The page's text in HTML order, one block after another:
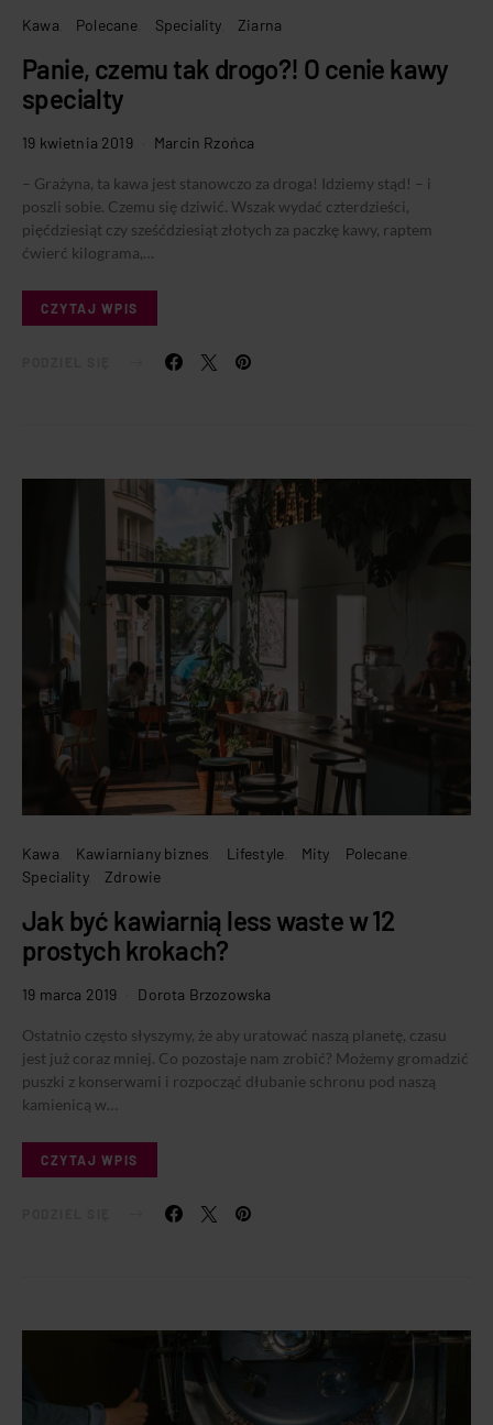
Kawa Polecane Speciality Ziarna
Panie, czemu tak drogo?! O cenie kawy
specialty
19 kwietnia 2019 Marcin Rzońca
– Grażyna, ta kawa jest stanowczo za droga! Idziemy stąd! – i
poszli sobie. Czemu się dziwić. Wszak wydać czterdzieści,
pięćdziesiąt czy sześćdziesiąt złotych za paczkę kawy, raptem
ćwierć kilograma,…
CZYTAJ WPIS
Kawa Kawiarniany biznes Lifestyle Mity
Polecane
Speciality
Zdrowie
Jak być kawiarnią less waste w 12
prostych krokach?
19 marca 2019 Dorota Brzozowska
Ostatnio często słyszymy, że aby uratować naszą planetę, czasu
jest już coraz mniej. Co pozostaje nam zrobić? Możemy gromadzić
puszki z konserwami i rozpocząć dłubanie schronu pod naszą
kamienicą w…
CZYTAJ WPIS